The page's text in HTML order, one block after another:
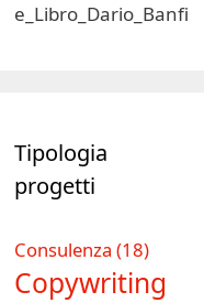
Tipologia
progetti
Consulenza (18)
Copywriting